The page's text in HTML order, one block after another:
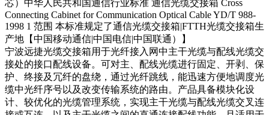
芯）中华人民共和国通信行业标准 通信光缆交接箱 Cross
Connecting Cabinet for Communication Optical Cable YD/T 988-
1998 1 范围 本标准规定了通信光缆交接箱|FTTH光缆交接箱生
产地【中国移动通信|中国电信|中国联通）】
宁波远捷光缆交接箱用于光纤接入网中主干光缆与配线光缆交
接处的接口配线设备。可对主、配线光缆进行固定、开剥、保
护、终接及冗纤的盘绕，通过光纤跳线，能迅速方便地调度光
缆中光纤序号以及改变传输系统的路由。产品具备模块化设
计、较优化的光缆管理系统，实现主干光缆与配线光缆交叉连